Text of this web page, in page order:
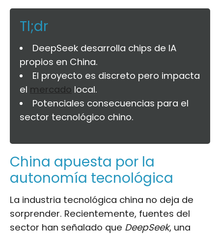
Tl;dr
DeepSeek desarrolla chips de IA
propios en China.
El proyecto es discreto pero impacta
el mercado local.
Potenciales consecuencias para el
sector tecnológico chino.
China apuesta por la
autonomía tecnológica
La industria tecnológica china no deja de
sorprender. Recientemente, fuentes del
sector han señalado que DeepSeek, una